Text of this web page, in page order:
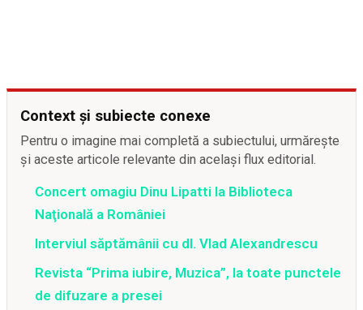
Context și subiecte conexe
Pentru o imagine mai completă a subiectului, urmărește
și aceste articole relevante din același flux editorial.
Concert omagiu Dinu Lipatti la Biblioteca
Naţională a României
Interviul săptămânii cu dl. Vlad Alexandrescu
Revista “Prima iubire, Muzica”, la toate punctele
de difuzare a presei